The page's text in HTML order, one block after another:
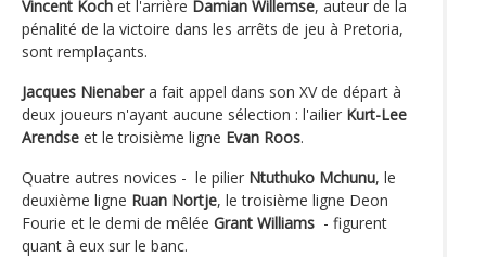
Vincent Koch et l'arrière Damian Willemse, auteur de la
pénalité de la victoire dans les arrêts de jeu à Pretoria,
sont remplaçants.
Jacques Nienabera fait appel dans son XV de départ à
deux joueurs n'ayant aucune sélection : l'ailier Kurt-Lee
Arendse et le troisième ligne Evan Roos.
Quatre autres novices - le pilier Ntuthuko Mchunu, le
deuxième ligne Ruan Nortje, le troisième ligne Deon
Fourie et le demi de mêlée Grant Williams - figurent
quant à eux sur le banc.